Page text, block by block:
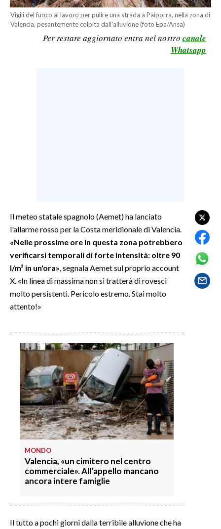
LAVORO
BANDI
CULTURA
SPETTACOLI
GOSSIP
SALUTE
NOTIZIE
EVENTI
#CARAUNIONE
3 MINUTI CON
INSULARITÀ
INFO AZIENDE
ABBONATI
PUBBLICITÀ
Vigili del fuoco al lavoro per pulire una strada a Paiporra, nella zona di
Valencia, pesantemente colpita dall'alluvione (foto Epa/Ansa)
Per restare aggiornato entra nel nostro canale
Whatsapp
Il meteo statale spagnolo (Aemet) ha lanciato
l'allarme rosso per la Costa meridionale di Valencia.
«Nelle prossime ore in questa zona potrebbero
verificarsi temporali di forte intensità: oltre 90
l/m² in un'ora» , segnala Aemet sul proprio account
X. «In linea di massima non si tratterà di rovesci
molto persistenti. Pericolo estremo. Stai molto
attento!»
MONDO
Valencia, «un cimitero nel centro
commerciale». All’appello mancano
ancora intere famiglie
Il tutto a pochi giorni dalla terribile alluvione che ha